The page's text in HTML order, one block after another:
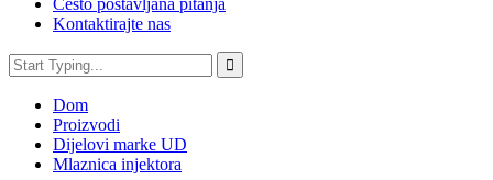
Često postavljana pitanja
Kontaktirajte nas
Dom
Proizvodi
Dijelovi marke UD
Mlaznica injektora